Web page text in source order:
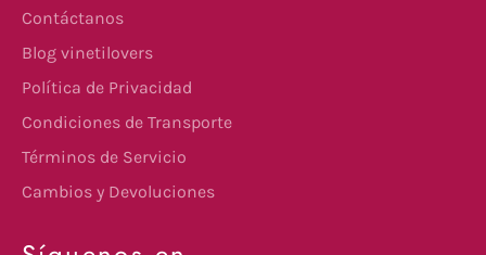
Contáctanos
Blog vinetilovers
Política de Privacidad
Condiciones de Transporte
Términos de Servicio
Cambios y Devoluciones